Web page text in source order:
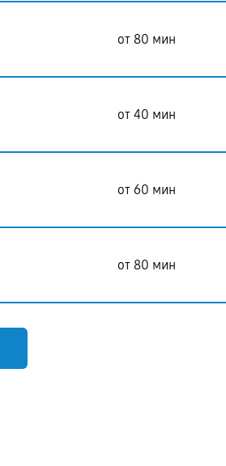
от 80 мин
от 40 мин
от 60 мин
от 80 мин